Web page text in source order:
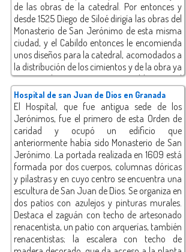
de las obras de la catedral. Por entonces y
desde 1525 Diego de Siloé dirigía las obras del
Monasterio de San Jerónimo de esta misma
ciudad, y el Cabildo entonces le encomienda
unos diseños para la catedral, acomodados a
la distribución de los cimientos y de la obra ya
comenzada por Egas. Es posible que el
Cabildo quisiera mayor dedicación y
asistencia a las obras que la prestada por éste
para el templo mayor de la ciudad, aunque
puede que la razón final fuera el deseo de
cambiar su aspecto medieval y goticista por
otro nuevo de corte clásico y renacentista.
Hospital de san Juan de Dios en Granada
El Hospital, que fue antigua sede de los
Jerónimos, fue el primero de esta Orden de
caridad y ocupó un edificio que
anteriormente había sido Monasterio de San
Jerónimo. La portada realizada en 1609 está
formada por dos cuerpos, columnas dóricas
y pilastras y en cuyo centro se encuentra una
escultura de San Juan de Dios. Se organiza en
dos patios con azulejos y pinturas murales.
Destaca el zaguán con techo de artesonado
renacentista, un patio con arquerías, también
renacentistas; la escalera con techo de